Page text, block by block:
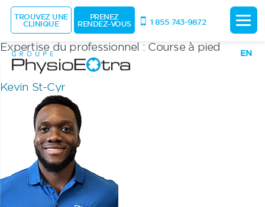
EN
Expertise du professionnel : Course à pied
Kevin St-Cyr
TROUVEZ UNE
CLINIQUE
PRENEZ
RENDEZ-VOUS 1 855 743-9872